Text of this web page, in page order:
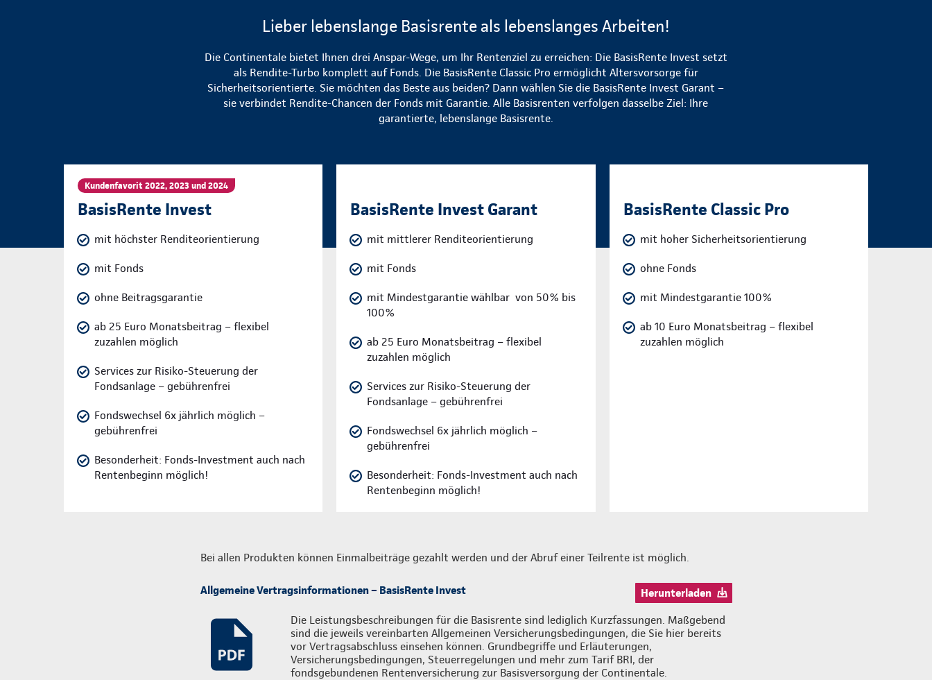
Lieber lebenslange Basisrente als lebenslanges Arbeiten!
Die Continentale bietet Ihnen drei Anspar-Wege, um Ihr Rentenziel zu erreichen: Die BasisRente Invest setzt
als Rendite-Turbo komplett auf Fonds. Die BasisRente Classic Pro ermöglicht Altersvorsorge für
Sicherheitsorientierte. Sie möchten das Beste aus beiden? Dann wählen Sie die BasisRente Invest Garant –
sie verbindet Rendite-Chancen der Fonds mit Garantie. Alle Basisrenten verfolgen dasselbe Ziel: Ihre
garantierte, lebenslange Basisrente.
Kundenfavorit 2022, 2023 und 2024
BasisRente Invest
mit höchster Renditeorientierung
mit Fonds
ohne Beitragsgarantie
ab 25 Euro Monatsbeitrag – flexibel
zuzahlen möglich
Services zur Risiko-Steuerung der
Fondsanlage – gebührenfrei
Fondswechsel 6x jährlich möglich –
gebührenfrei
Besonderheit: Fonds-Investment auch nach
Rentenbeginn möglich!
BasisRente Invest Garant
mit mittlerer Renditeorientierung
mit Fonds
mit Mindestgarantie wählbar von 50% bis
100%
ab 25 Euro Monatsbeitrag – flexibel
zuzahlen möglich
Services zur Risiko-Steuerung der
Fondsanlage – gebührenfrei
Fondswechsel 6x jährlich möglich –
gebührenfrei
Besonderheit: Fonds-Investment auch nach
Rentenbeginn möglich!
BasisRente Classic Pro
mit hoher Sicherheitsorientierung
ohne Fonds
mit Mindestgarantie 100%
ab 10 Euro Monatsbeitrag – flexibel
zuzahlen möglich
Bei allen Produkten können Einmalbeiträge gezahlt werden und der Abruf einer Teilrente ist möglich.
Allgemeine Vertragsinformationen – BasisRente Invest Herunterladen
Die Leistungsbeschreibungen für die Basisrente sind lediglich Kurzfassungen. Maßgebend
sind die jeweils vereinbarten Allgemeinen Versicherungsbedingungen, die Sie hier bereits
vor Vertragsabschluss einsehen können. Grundbegriffe und Erläuterungen,
Versicherungsbedingungen, Steuerregelungen und mehr zum Tarif BRI, der
fondsgebundenen Rentenversicherung zur Basisversorgung der Continentale.